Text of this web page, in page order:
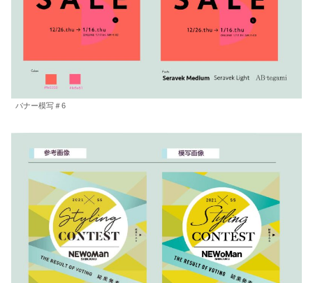
バナー模写＃6